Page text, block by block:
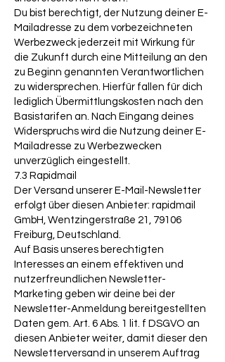
Du bist berechtigt, der Nutzung deiner E-
Mailadresse zu dem vorbezeichneten
Werbezweck jederzeit mit Wirkung für
die Zukunft durch eine Mitteilung an den
zu Beginn genannten Verantwortlichen
zu widersprechen. Hierfür fallen für dich
lediglich Übermittlungskosten nach den
Basistarifen an. Nach Eingang deines
Widerspruchs wird die Nutzung deiner E-
Mailadresse zu Werbezwecken
unverzüglich eingestellt.
7.3 Rapidmail
Der Versand unserer E-Mail-Newsletter
erfolgt über diesen Anbieter: rapidmail
GmbH, Wentzingerstraße 21, 79106
Freiburg, Deutschland.
Auf Basis unseres berechtigten
Interesses an einem effektiven und
nutzerfreundlichen Newsletter-
Marketing geben wir deine bei der
Newsletter-Anmeldung bereitgestellten
Daten gem. Art. 6 Abs. 1 lit. f DSGVO an
diesen Anbieter weiter, damit dieser den
Newsletterversand in unserem Auftrag